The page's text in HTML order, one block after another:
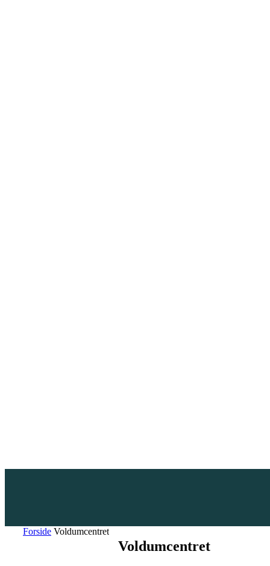
Forside Voldumcentret
Voldumcentret